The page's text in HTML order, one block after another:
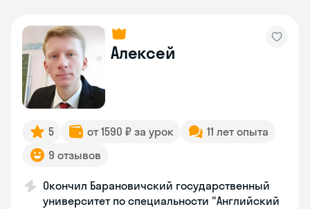
Алексей
5 от 1590 ₽ за урок
11 лет опыта
9 отзывов
Окончил Барановичский государственный
университет по специальности "Английский